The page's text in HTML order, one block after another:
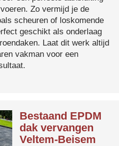
Zo vermijd je de
scheuren of loskomende
geschikt als onderlaag
Laat dit werk altijd
vakman voor een
Bestaand EPDM
dak vervangen
Veltem-Beisem